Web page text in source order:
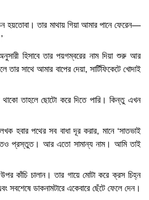
হয়তোবা। তার মাথায় গিয়া আমার পানে ফেরেন—
হিসাবে তার পয়গম্বরের নাম দিয়া শুরু আর
সাথে আমার বাপের দেয়া, সার্টিফিকেটে খোদাই
তাহলে ছোটো করে দিতে পারি। কিন্তু এখন
হবার পথের সব বাধা দূর করার, মানে ‘সাতভাই
প্রস্তুত। আর এতো সামান্য নাম। আমি তাই
কাঁচি চালান। তার গায়ে মোটা করে ক্রস চিহ্ন
ডাকনামটারে একেবারে ছেঁটে ফেলে দেন।